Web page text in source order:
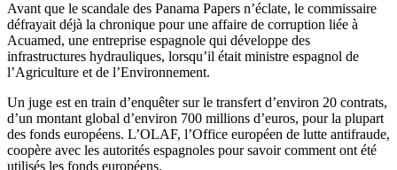
Avant que le scandale des Panama Papers n’éclate, le commissaire
défrayait déjà la chronique pour une affaire de corruption liée à
Acuamed, une entreprise espagnole qui développe des
infrastructures hydrauliques, lorsqu’il était ministre espagnol de
l’Agriculture et de l’Environnement.
Un juge est en train d’enquêter sur le transfert d’environ 20 contrats,
d’un montant global d’environ 700 millions d’euros, pour la plupart
des fonds européens. L’OLAF, l’Office européen de lutte antifraude,
coopère avec les autorités espagnoles pour savoir comment ont été
utilisés les fonds européens.